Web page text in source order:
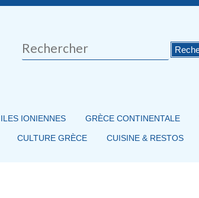
Rechercher
ILES IONIENNES GRÈCE CONTINENTALE
CULTURE GRÈCE CUISINE & RESTOS